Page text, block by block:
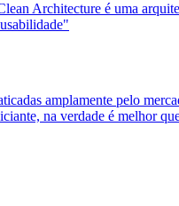
Architecture é uma
amplamente pelo
na verdade é melhor